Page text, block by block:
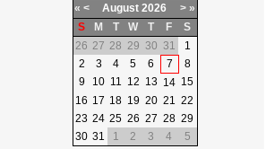
« < August 2026 > »
S
M T W T F
S
26 27 28 29 30 31
1
2
3 4 5 6 7
8
9
10 11 12 13 14 15
16 17 18 19 20 21 22
23 24 25 26 27 28 29
30 31 1 2 3 4 5